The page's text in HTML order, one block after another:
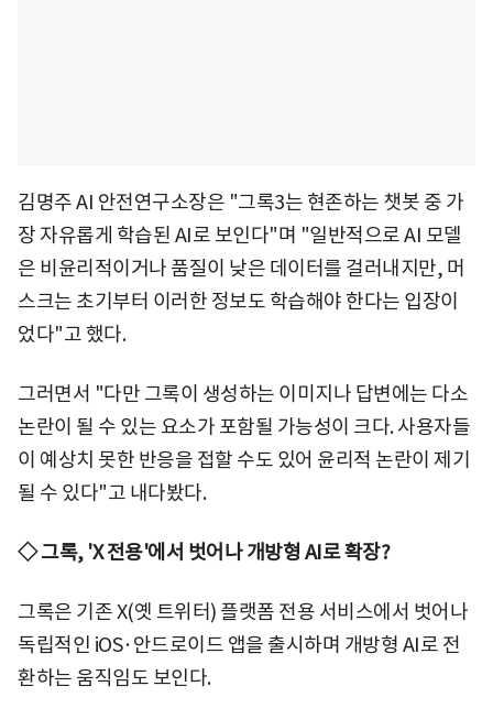
김명주 AI 안전연구소장은 "그록3는 현존하는 챗봇 중 가
장 자유롭게 학습된 AI로 보인다"며 "일반적으로 AI 모델
은 비윤리적이거나 품질이 낮은 데이터를 걸러내지만, 머
스크는 초기부터 이러한 정보도 학습해야 한다는 입장이
었다"고 했다.
그러면서 "다만 그록이 생성하는 이미지나 답변에는 다소
논란이 될 수 있는 요소가 포함될 가능성이 크다. 사용자들
이 예상치 못한 반응을 접할 수도 있어 윤리적 논란이 제기
될 수 있다"고 내다봤다.
◇ 그록, 'X 전용'에서 벗어나 개방형 AI로 확장?
그록은 기존 X(옛 트위터) 플랫폼 전용 서비스에서 벗어나
독립적인 iOS·안드로이드 앱을 출시하며 개방형 AI로 전
환하는 움직임도 보인다.